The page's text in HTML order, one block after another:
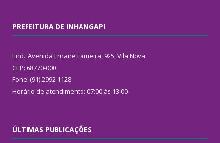
PREFEITURA DE INHANGAPI
End.: Avenida Ernane Lameira, 925, Vila Nova
CEP: 68770-000
Fone: (91) 2992-1128
Horário de atendimento: 07:00 às 13:00
ÚLTIMAS PUBLICAÇÕES